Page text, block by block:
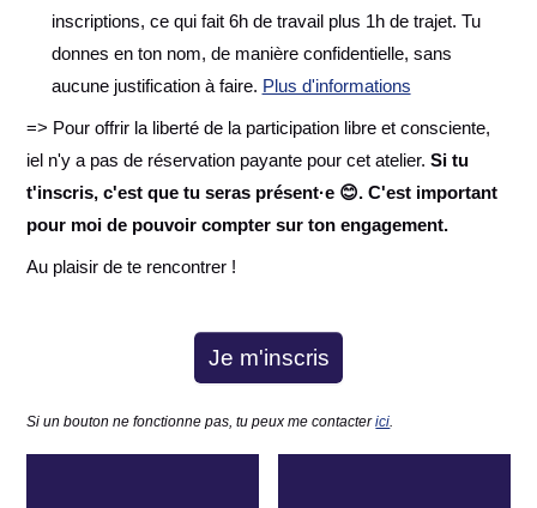
inscriptions, ce qui fait 6h de travail plus 1h de trajet. Tu
donnes en ton nom, de manière confidentielle, sans
aucune justification à faire. Plus d'informations
=> Pour offrir la liberté de la participation libre et consciente,
iel n'y a pas de réservation payante pour cet atelier.Si tu
t'inscris, c'est que tu seras présent·e 😊. C'est important
pour moi de pouvoir compter sur ton engagement.
Au plaisir de te rencontrer !
Je m'inscris
Si un bouton ne fonctionne pas, tu peux me contacterici